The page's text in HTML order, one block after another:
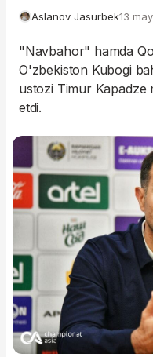
Aslanov Jasurbek13
"Navbahor" hamda
O'zbekiston Kubogi
ustozi Timur Kapadze
etdi.